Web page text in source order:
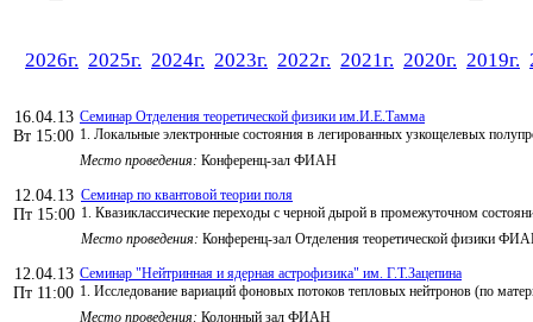
2026г. 2025г. 2024г. 2023г. 2022г. 2021г. 2020г. 2019г.
16.04.13
Вт 15:00
Семинар Отделения теоретической физики им.И.Е.Тамма
1. Локальные электронные состояния в легированных узкощелевых
Место проведения: Конференц-зал ФИАН
12.04.13
Пт 15:00
Семинар по квантовой теории поля
1. Квазиклассические переходы с черной дырой в промежуточном
Место проведения: Конференц-зал Отделения теоретической физики
12.04.13
Пт 11:00
Семинар "Нейтринная и ядерная астрофизика" им. Г.Т.Зацепина
1. Исследование вариаций фоновых потоков тепловых нейтронов (по
Место проведения: Колонный зал ФИАН